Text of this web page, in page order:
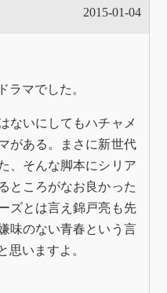
2015-01-04
ラマでした。
ないにしてもハチャメ
がある。まさに新世代
、そんな脚本にシリア
ところがなお良かった
ズとは言え錦戸亮も先
味のない青春という言
思いますよ。